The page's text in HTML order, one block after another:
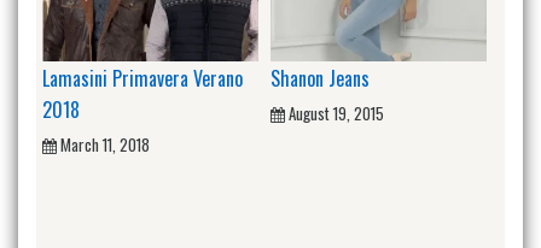
Lamasini Primavera Verano
2018
March 11, 2018
Shanon Jeans
August 19, 2015